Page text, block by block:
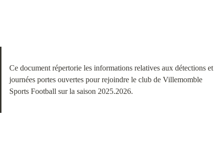
Ce document répertorie les informations relatives aux détections et
journées portes ouvertes pour rejoindre le club de Villemomble
Sports Football sur la saison 2025.2026.